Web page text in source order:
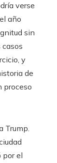
verse
año
sin
y
de
proceso
Trump.
por el